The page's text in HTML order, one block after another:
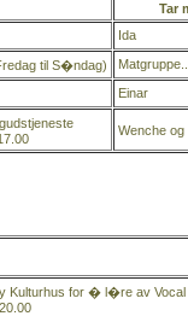
Tar
Ida
til S�ndag)
Einar
Wenche
Kulturhus for � l�re av Vocal